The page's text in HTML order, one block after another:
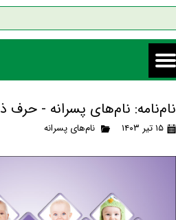
نام‌نامه: نام‌های پسرانه - حرف ذ
۱۵ تیر ۱۴۰۳ نام‌های پسرانه